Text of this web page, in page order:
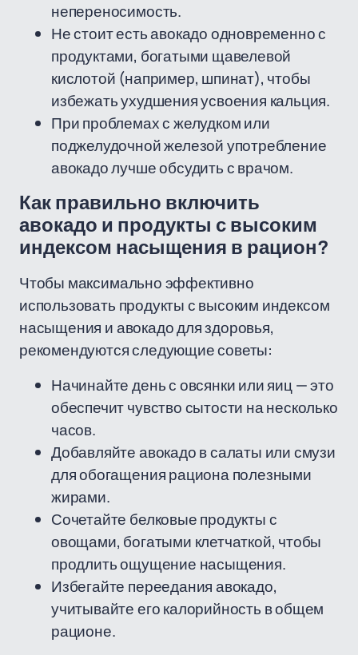
непереносимость.
Не стоит есть авокадо одновременно с
продуктами, богатыми щавелевой
кислотой (например, шпинат), чтобы
избежать ухудшения усвоения кальция.
При проблемах с желудком или
поджелудочной железой употребление
авокадо лучше обсудить с врачом.
Как правильно включить
авокадо и продукты с высоким
индексом насыщения в рацион?
Чтобы максимально эффективно
использовать продукты с высоким индексом
насыщения и авокадо для здоровья,
рекомендуются следующие советы:
Начинайте день с овсянки или яиц — это
обеспечит чувство сытости на несколько
часов.
Добавляйте авокадо в салаты или смузи
для обогащения рациона полезными
жирами.
Сочетайте белковые продукты с
овощами, богатыми клетчаткой, чтобы
продлить ощущение насыщения.
Избегайте переедания авокадо,
учитывайте его калорийность в общем
рационе.